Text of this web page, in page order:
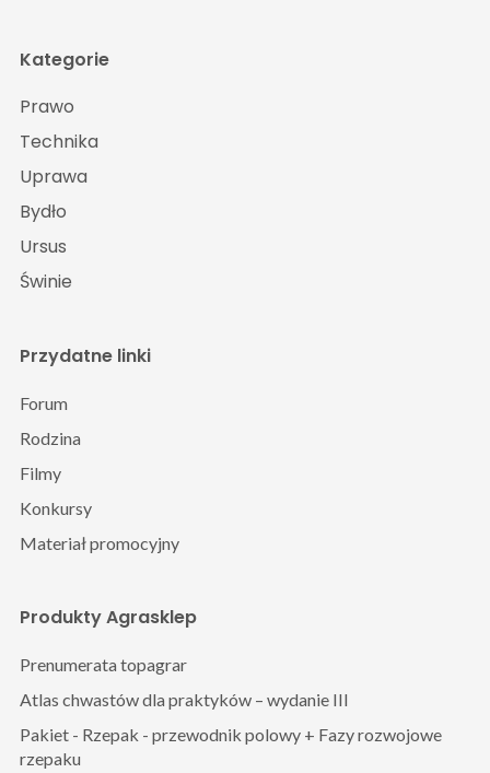
Kategorie
Prawo
Technika
Uprawa
Bydło
Ursus
Świnie
Produkty Agrasklep
Prenumerata topagrar
Atlas chwastów dla praktyków – wydanie III
Pakiet - Rzepak - przewodnik polowy + Fazy rozwojowe
rzepaku
Przydatne linki
Forum
Rodzina
Filmy
Konkursy
Materiał promocyjny